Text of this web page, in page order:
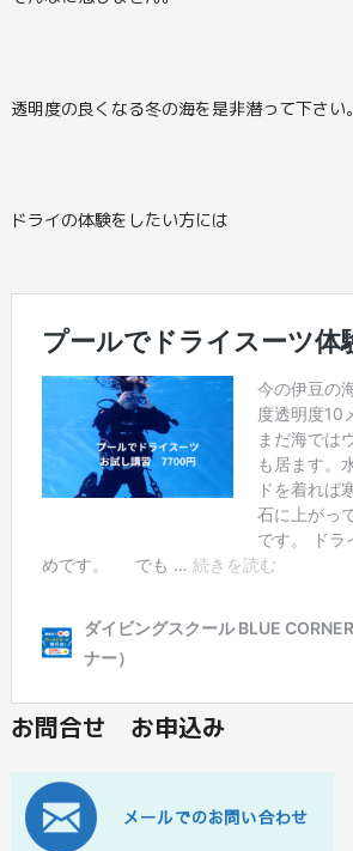
透明度の良くなる冬の海を是非潜って下さい。
ドライの体験をしたい方には
お問合せ お申込み